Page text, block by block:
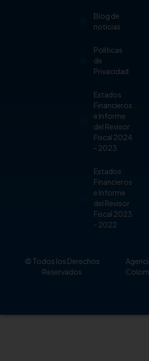
Blog de
noticias
Políticas
de
Privacidad
Estados
Financieros
e Informe
del Revisor
Fiscal 2024
- 2023
Estados
Financieros
e Informe
del Revisor
Fiscal 2023
- 2022
© Todos los Derechos
Reservados